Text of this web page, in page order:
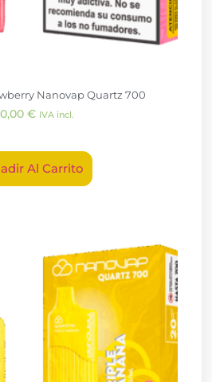
Nanovap Quartz 700
€ IVA incl.
Al Carrito